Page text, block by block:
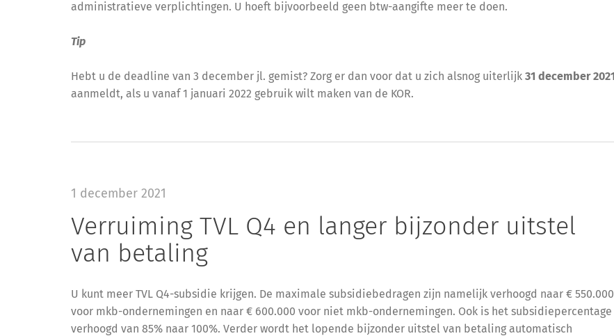
administratieve verplichtingen. U hoeft bijvoorbeeld geen btw-aangifte meer te doen.
Tip
Hebt u de deadline van 3 december jl. gemist? Zorg er dan voor dat u zich alsnog uiterlijk 31 december 2021
aanmeldt, als u vanaf 1 januari 2022 gebruik wilt maken van de KOR.
1 december 2021
Verruiming TVL Q4 en langer bijzonder uitstel
van betaling
U kunt meer TVL Q4-subsidie krijgen. De maximale subsidiebedragen zijn namelijk verhoogd naar € 550.000
voor mkb-ondernemingen en naar € 600.000 voor niet mkb-ondernemingen. Ook is het subsidiepercentage
verhoogd van 85% naar 100%. Verder wordt het lopende bijzonder uitstel van betaling automatisch